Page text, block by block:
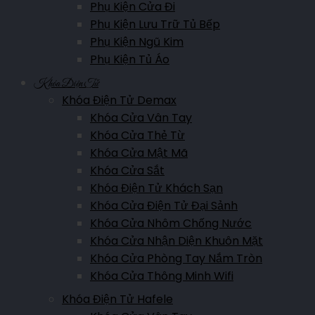
Showroom Bắc Kạn
Trường Chinh, P. Đức Xuân, TP Bắc Kạn
Showroom Bắc Giang
Nguyễn Văn Cừ, P. Ngô Quyền, Tp Bắc Giang
0911.007.365
Showroom Lào Cai
Hoàng Liên, P.Kim Tân, TP.Lào Cai, Lào Cai
0961.007.365
Showroom Lai Châu
Phụ Kiện Cửa Đi
Phụ Kiện Lưu Trữ Tủ Bếp
Phụ Kiện Ngũ Kim
Phụ Kiện Tủ Áo
Khóa Điện Tử
Khóa Điện Tử Demax
Khóa Cửa Vân Tay
Khóa Cửa Thẻ Từ
Khóa Cửa Mật Mã
Khóa Cửa Sắt
Khóa Điện Tử Khách Sạn
Khóa Cửa Điện Tử Đại Sảnh
Khóa Cửa Nhôm Chống Nước
Khóa Cửa Nhận Diện Khuôn Mặt
Khóa Cửa Phòng Tay Nắm Tròn
Khóa Cửa Thông Minh Wifi
Khóa Điện Tử Hafele